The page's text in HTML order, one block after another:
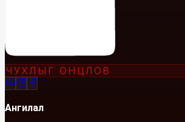
ЧУХЛЫГ ОНЦЛОВ
Ангилал